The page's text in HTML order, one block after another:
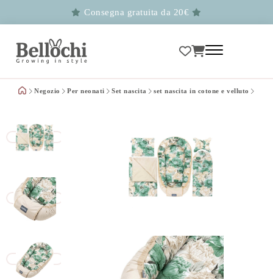
Consegna gratuita da 20€
Negozio Per neonati Set nascita set nascita in cotone e velluto